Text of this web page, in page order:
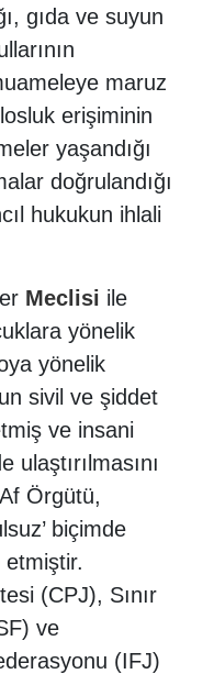
gıda ve suyun
maruz
erişiminin
yaşandığı
doğrulandığı
hukukun ihlali
Meclisi ile
yönelik
yönelik
sivil ve şiddet
ve insani
ulaştırılmasını
Örgütü,
biçimde
etmiştir.
(CPJ), Sınır
ve
(IFJ)